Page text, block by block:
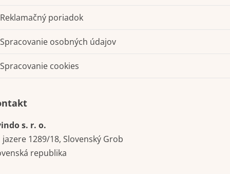
Reklamačný poriadok
Spracovanie osobných údajov
Spracovanie cookies
s. r. o.
jazere 1289/18, Slovenský Grob
republika